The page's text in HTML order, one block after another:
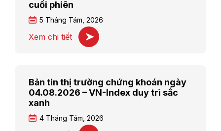
cuối phiên
5 Tháng Tám, 2026
Xem chi tiết
Bản tin thị trường chứng khoán ngày
04.08.2026 – VN-Index duy trì sắc
xanh
4 Tháng Tám, 2026